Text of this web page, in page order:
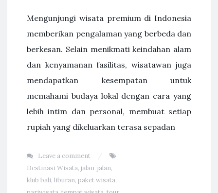
Mengunjungi wisata premium di Indonesia
memberikan pengalaman yang berbeda dan
berkesan. Selain menikmati keindahan alam
dan kenyamanan fasilitas, wisatawan juga
mendapatkan kesempatan untuk
memahami budaya lokal dengan cara yang
lebih intim dan personal, membuat setiap
rupiah yang dikeluarkan terasa sepadan
Leave a comment
Destinasi Wisata, jalan-jalan,
klub bali, liburan, paket wisata,